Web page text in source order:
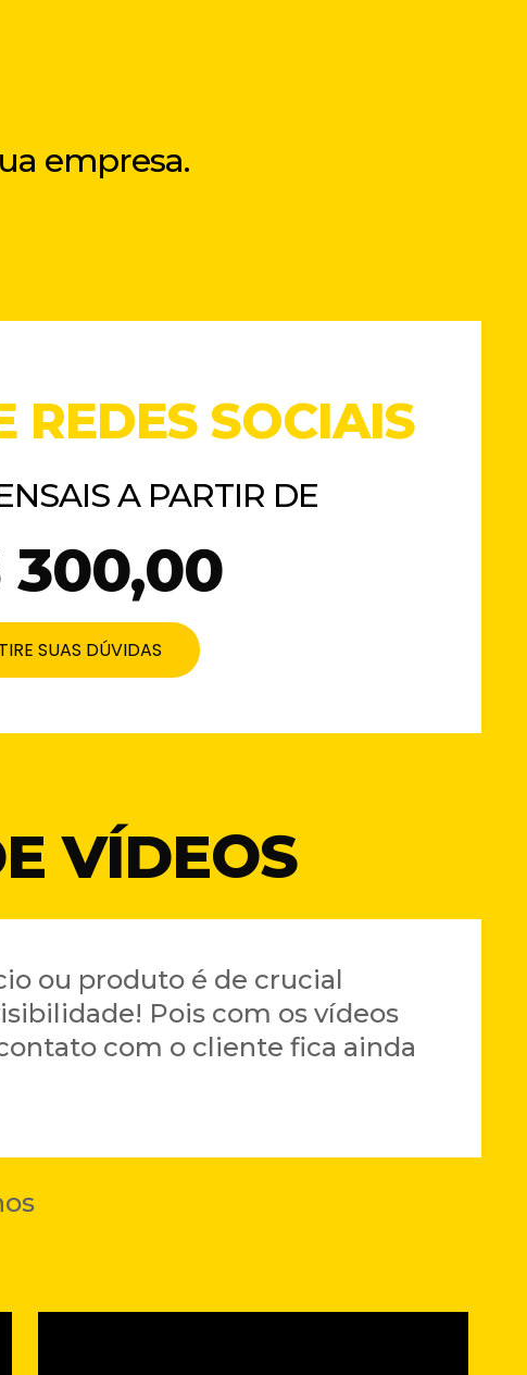
empresa.
REDES SOCIAIS
A PARTIR DE
300,00
TIRE SUAS DÚVIDAS
VÍDEOS
ou produto é de crucial
Pois com os vídeos
com o cliente fica ainda